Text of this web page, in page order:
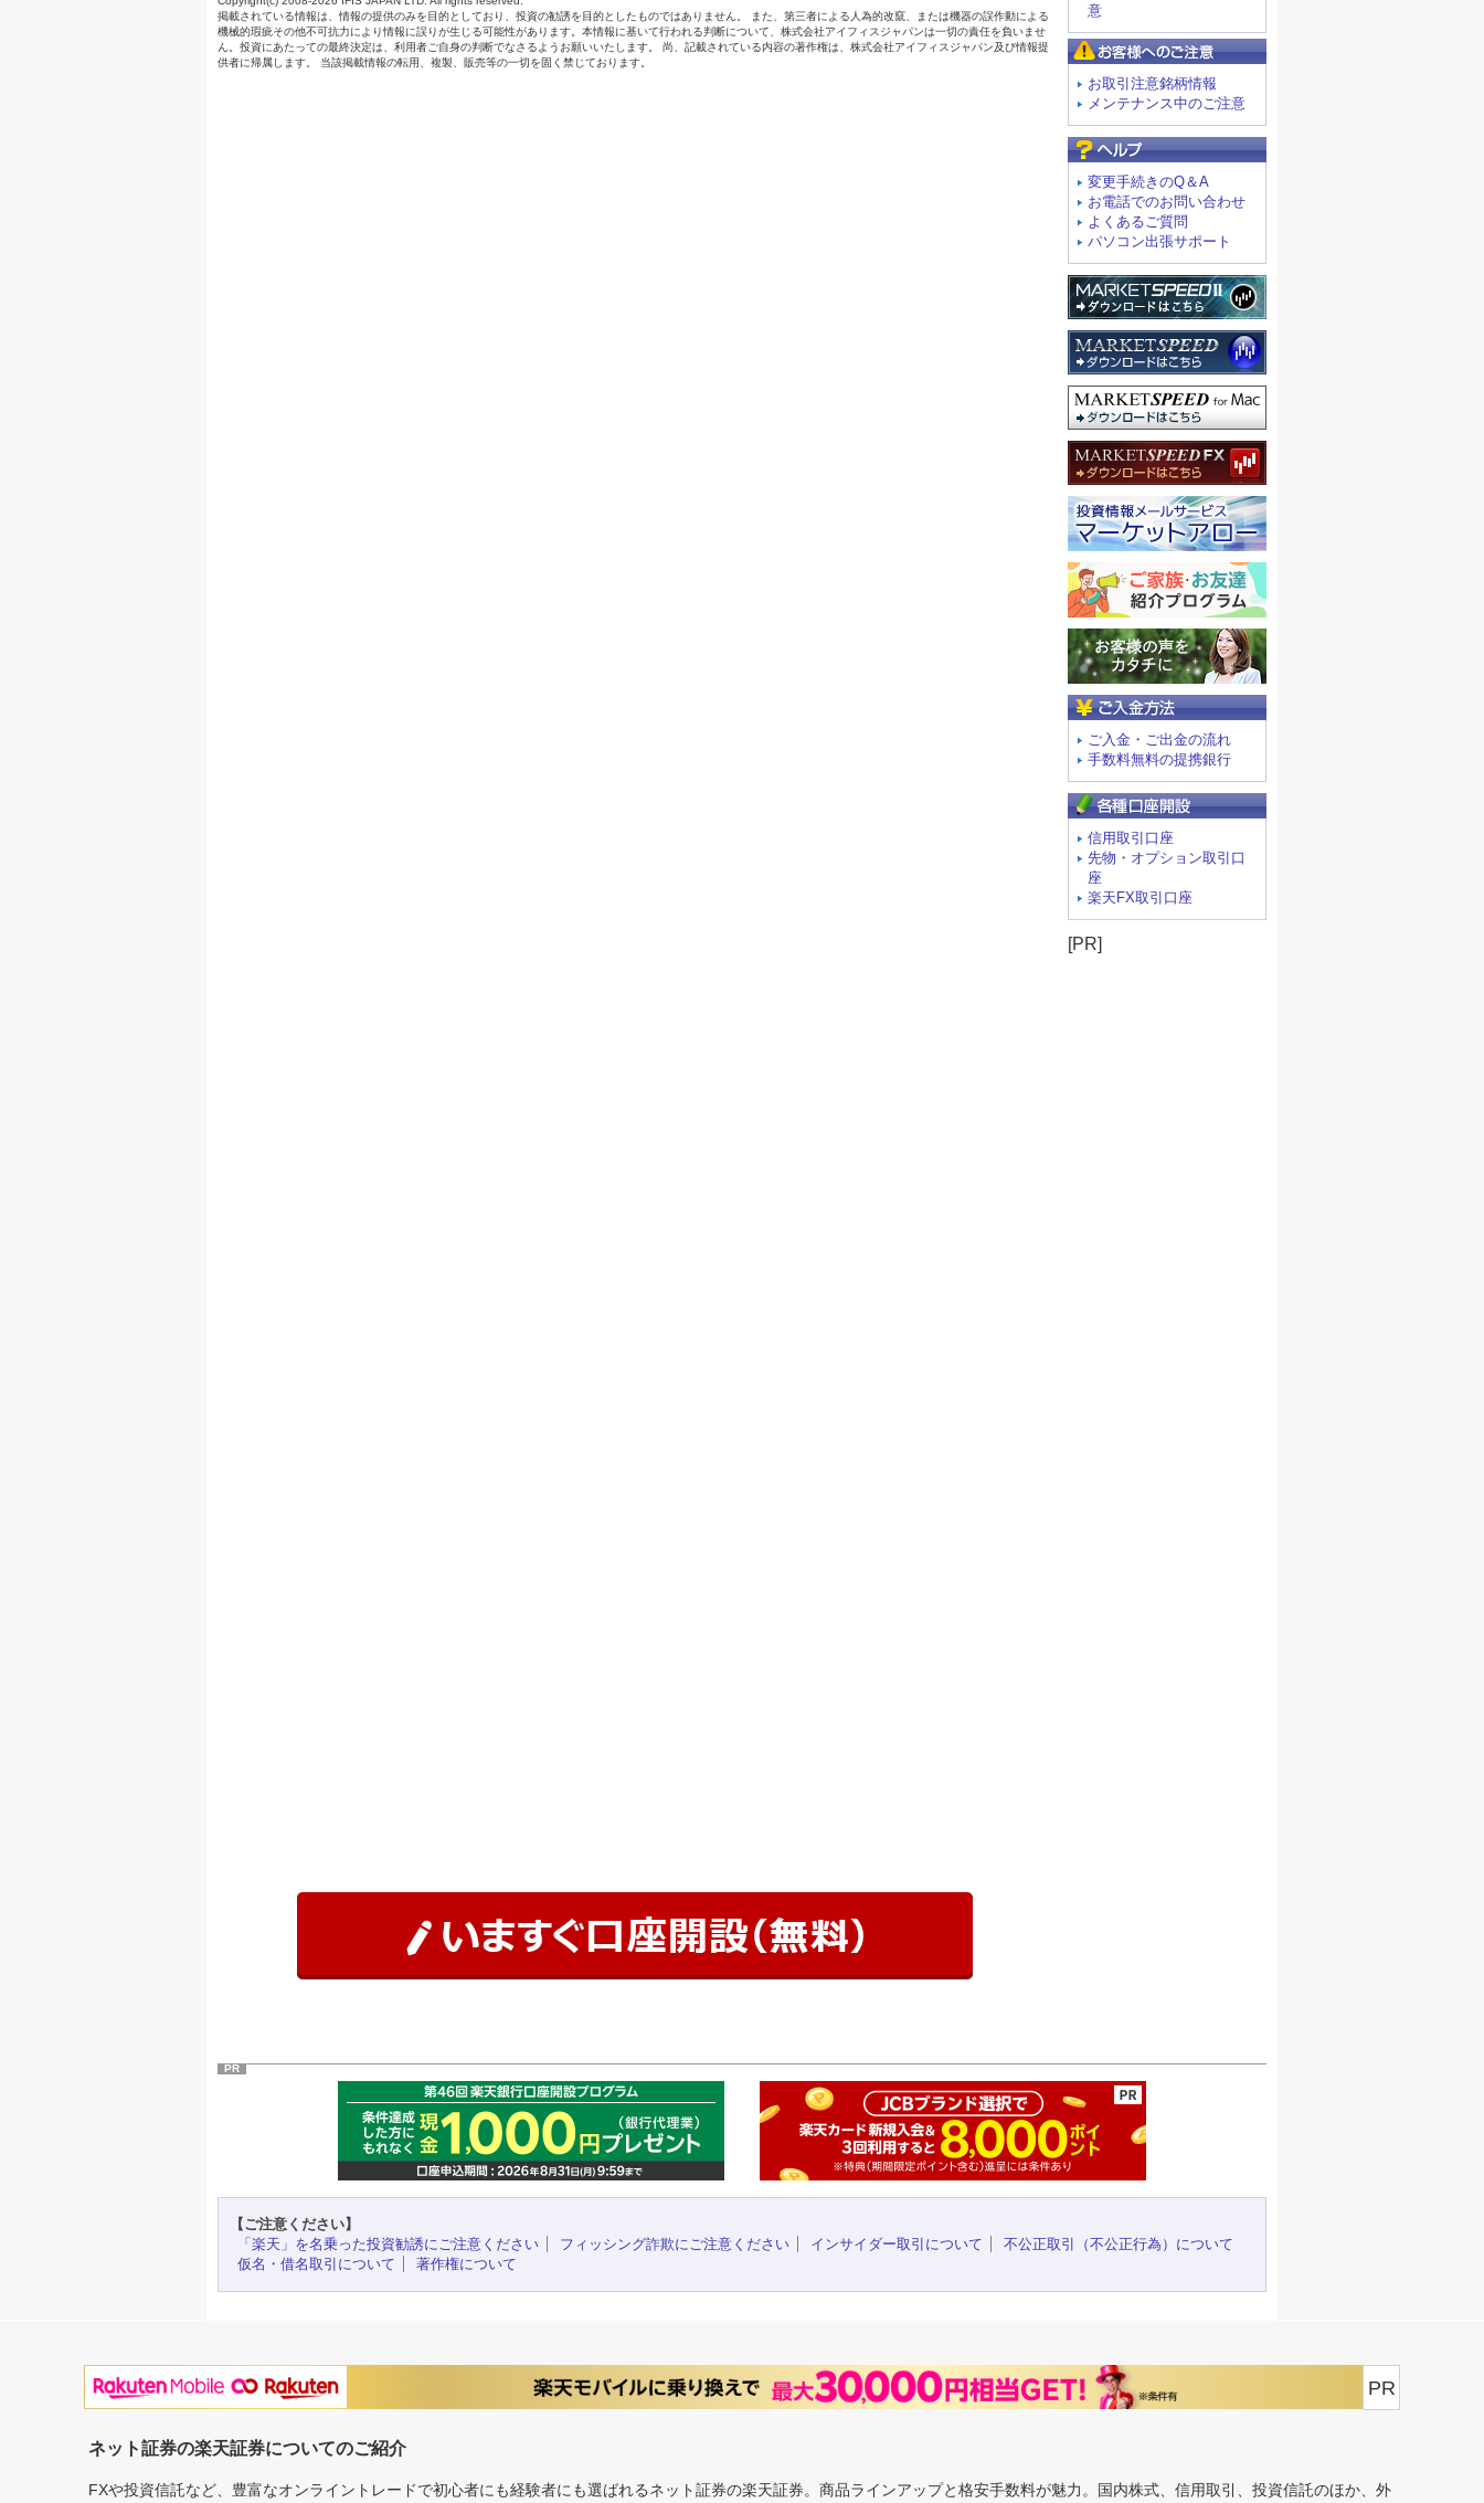
意
お取引注意銘柄情報
メンテナンス中のご注意
変更手続きのQ＆A
お電話でのお問い合わせ
よくあるご質問
パソコン出張サポート
ご入金・ご出金の流れ
手数料無料の提携銀行
信用取引口座
先物・オプション取引口
座
楽天FX取引口座
[PR]
PR
【ご注意ください】
「楽天」を名乗った投資勧誘にご注意ください
フィッシング詐欺にご注意ください インサイダー取引について
不公正取引（不公正行為）について
仮名・借名取引について
著作権について
PR
ネット証券の楽天証券についてのご紹介
FXや投資信託など、豊富なオンライントレードで初心者にも経験者にも選ばれるネット証券の楽天証券。商品ラインアップと格安手数料が魅力。国内株式、信用取引、投資信託のほか、外